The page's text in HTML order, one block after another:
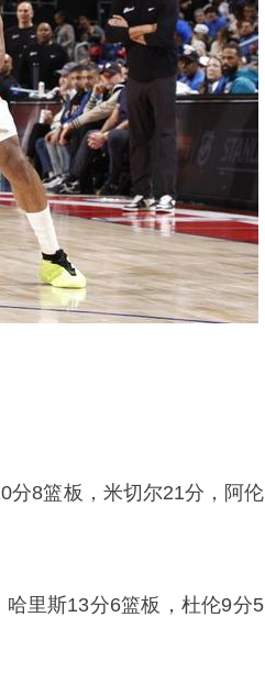
分8篮板，米切尔21分，阿伦
里斯13分6篮板，杜伦9分5